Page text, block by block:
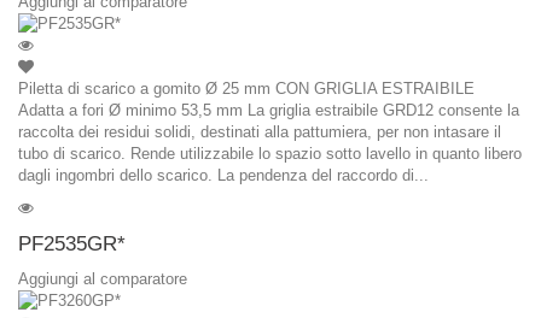
Piletta di scarico a gomito Ø 25 mm CON GRIGLIA ESTRAIBILE
Adatta a fori Ø minimo 53,5 mm La griglia estraibile GRD12 consente la
raccolta dei residui solidi, destinati alla pattumiera, per non intasare il
tubo di scarico. Rende utilizzabile lo spazio sotto lavello in quanto libero
dagli ingombri dello scarico. La pendenza del raccordo di...
PF2535GR*
Aggiungi al comparatore